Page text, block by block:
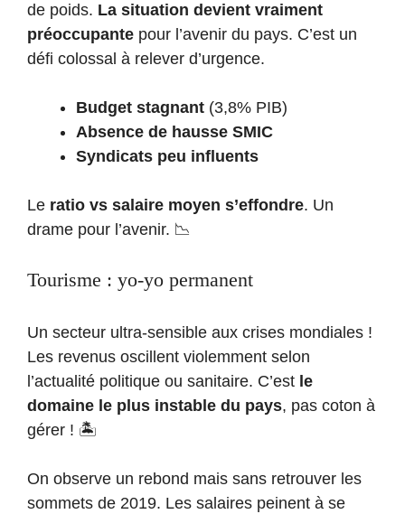
de poids. La situation devient vraiment
préoccupante pour l’avenir du pays. C’est un
défi colossal à relever d’urgence.
Budget stagnant (3,8% PIB)
Absence de hausse SMIC
Syndicats peu influents
Le ratio vs salaire moyen s’effondre. Un
drame pour l’avenir. 📉
Tourisme : yo-yo permanent
Un secteur ultra-sensible aux crises mondiales !
Les revenus oscillent violemment selon
l’actualité politique ou sanitaire. C’est le
domaine le plus instable du pays, pas coton à
gérer ! 🏝️
On observe un rebond mais sans retrouver les
sommets de 2019. Les salaires peinent à se